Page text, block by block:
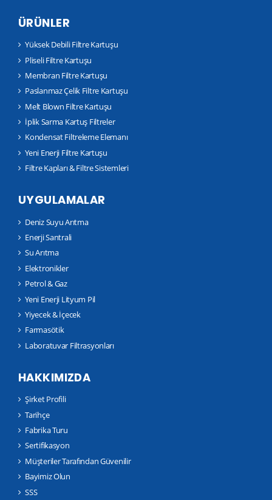
ÜRÜNLER
Yüksek Debili Filtre Kartuşu
Pliseli Filtre Kartuşu
Membran Filtre Kartuşu
Paslanmaz Çelik Filtre Kartuşu
Melt Blown Filtre Kartuşu
İplik Sarma Kartuş Filtreler
Kondensat Filtreleme Elemanı
Yeni Enerji Filtre Kartuşu
Filtre Kapları & Filtre Sistemleri
UYGULAMALAR
Deniz Suyu Arıtma
Enerji Santrali
Su Arıtma
Elektronikler
Petrol & Gaz
Yeni Enerji Lityum Pil
Yiyecek & İçecek
Farmasötik
Laboratuvar Filtrasyonları
HAKKIMIZDA
Şirket Profili
Tarihçe
Fabrika Turu
Sertifikasyon
Müşteriler Tarafından Güvenilir
Bayimiz Olun
SSS